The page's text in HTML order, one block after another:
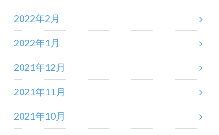
2022年2月
2022年1月
2021年12月
2021年11月
2021年10月